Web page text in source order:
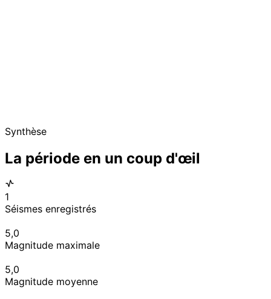
Synthèse
La période en un coup d'œil
1
Séismes enregistrés
5,0
Magnitude maximale
5,0
Magnitude moyenne